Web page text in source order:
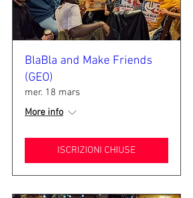
BlaBla and Make Friends
(GEO)
mer. 18 mars
More info
ISCRIZIONI CHIUSE